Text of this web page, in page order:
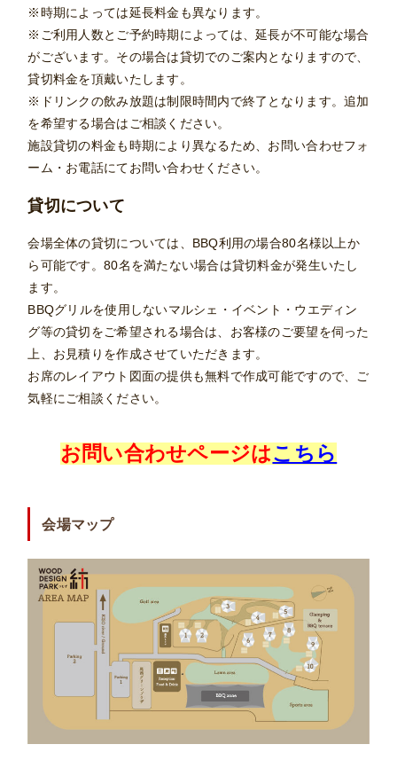
※時期によっては延長料金も異なります。
※ご利用人数とご予約時期によっては、延長が不可能な場合
がございます。その場合は貸切でのご案内となりますので、
貸切料金を頂戴いたします。
※ドリンクの飲み放題は制限時間内で終了となります。追加
を希望する場合はご相談ください。
施設貸切の料金も時期により異なるため、お問い合わせフォ
ーム・お電話にてお問い合わせください。
貸切について
会場全体の貸切については、BBQ利用の場合80名様以上か
ら可能です。80名を満たない場合は貸切料金が発生いたし
ます。
BBQグリルを使用しないマルシェ・イベント・ウエディン
グ等の貸切をご希望される場合は、お客様のご要望を伺った
上、お見積りを作成させていただきます。
お席のレイアウト図面の提供も無料で作成可能ですので、ご
気軽にご相談ください。
お問い合わせページはこちら
会場マップ